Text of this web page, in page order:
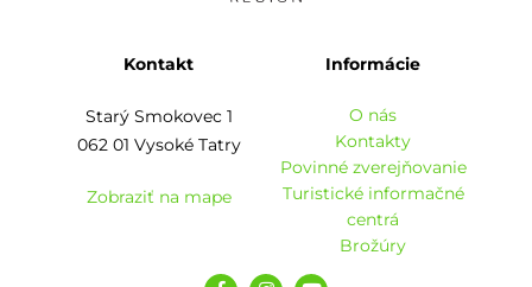
Kontakt
Starý Smokovec 1
062 01 Vysoké Tatry
Zobraziť na mape
Informácie
O nás
Kontakty
Povinné zverejňovanie
Turistické informačné
centrá
Brožúry